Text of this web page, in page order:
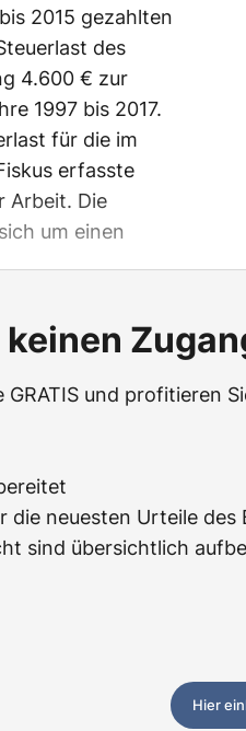
2015 gezahlten
des
4.600 € zur
1997 bis 2017.
für die im
erfasste
Arbeit. Die
um einen
GRATIS und profitieren
die neuesten Urteile des
sind übersichtlich
Hier